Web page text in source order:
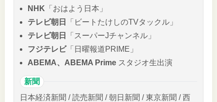
NHK 「おはよう日本」
テレビ朝日
「ビートたけしのTVタックル」
テレビ朝日
「スーパーJチャンネル」
フジテレビ「日曜報道PRIME」
ABEMA、ABEMA Prime スタジオ生出演
新聞
日本経済新聞 / 読売新聞 / 朝日新聞 / 東京新聞 / 西